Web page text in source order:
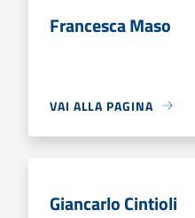
Francesca Maso
VAI ALLA PAGINA
Giancarlo Cintioli